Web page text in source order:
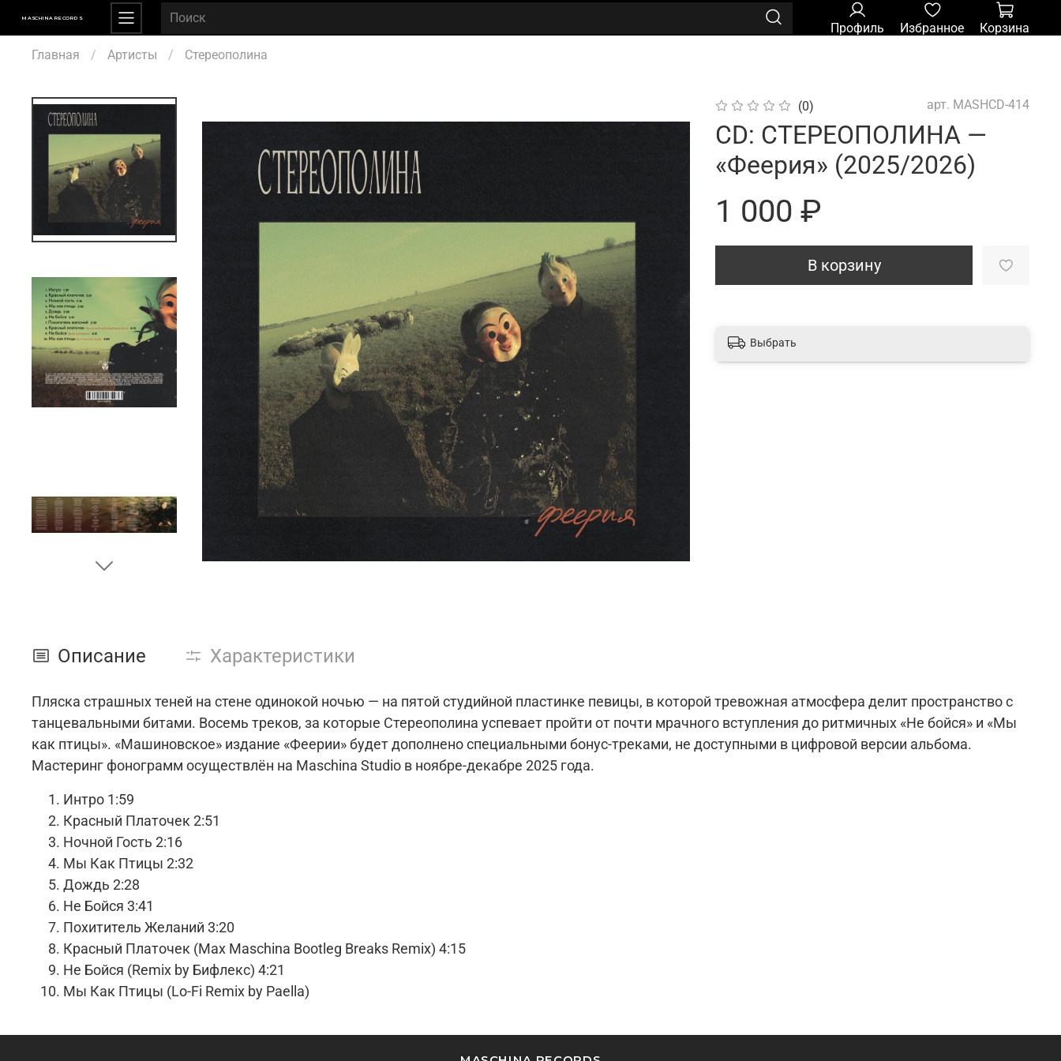
MASCHINA RECORDS
Профиль Избранное
Корзина
Главная
Артисты Стереополина
(0) арт. MASHCD-414
CD: СТЕРЕОПОЛИНА —
«Феерия» (2025/2026)
1 000 ₽
В корзину
Выбрать
Описание Характеристики
Пляска страшных теней на стене одинокой ночью — на пятой студийной пластинке певицы, в которой тревожная атмосфера делит пространство с
танцевальными битами. Восемь треков, за которые Стереополина успевает пройти от почти мрачного вступления до ритмичных «Не бойся» и «Мы
как птицы». «Машиновское» издание «Феерии» будет дополнено специальными бонус-треками, не доступными в цифровой версии альбома.
Мастеринг фонограмм осуществлён на Maschina Studio в ноябре-декабре 2025 года.
Интро 1:59
Красный Платочек 2:51
Ночной Гость 2:16
Мы Как Птицы 2:32
Дождь 2:28
Не Бойся 3:41
Похититель Желаний 3:20
Красный Платочек (Max Maschina Bootleg Breaks Remix) 4:15
Не Бойся (Remix by Бифлекс) 4:21
Мы Как Птицы (Lo-Fi Remix by Paella)